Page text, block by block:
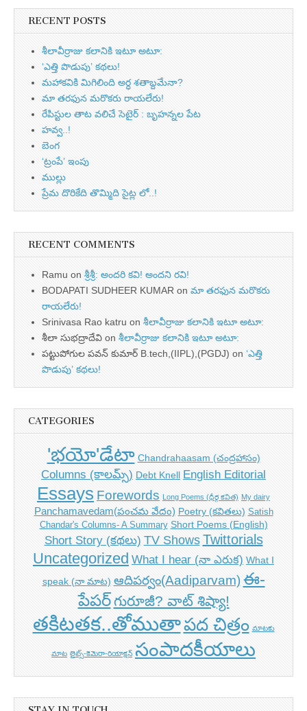
RECENT POSTS
శీలావీర్రాజు కలానికి ఇటూ అటూ:
‘ఎత్తి పొడుపు’ కథలు!
మహాకవికి మిగిలింది అర్ధ శతాబ్దమేనా?
మా తరఫున మరొకరు రాయలేరు!
రేపిస్టుల తాట వలిచే సెటైర్ : బృహన్నల పేట
హవ్వ..!
బెంగ
‘ట్రంపే’ ఇంపు
ముల్లు
ప్రేమ దొరికేది తొమ్మిది సైట్ల లో..!
RECENT COMMENTS
Ramu on శ్రీశ్రీ: అందరి కవి! అందని రవి!
BODAPATI SUDHEER KUMAR on మా తరఫున మరొకరు
రాయలేరు!
Srinivasa Rao katru on శీలావీర్రాజు కలానికి ఇటూ అటూ:
శీలా సుభద్రాదేవి on శీలావీర్రాజు కలానికి ఇటూ అటూ:
పట్టుపోగుల పవన్ కుమార్ B.tech,(IIPL),(PGDJ) on ‘ఎత్తి
పొడుపు’ కథలు!
CATEGORIES
'భయో'డేటా Chandrahaasam (చంద్రహాసం)
Columns (కాలమ్స్) Debt Knell English Editorial
Essays Forewords Long Poems (ధీర్గ కవిత) My dairy
Panchamavedam(పంచమ వేదం) Poetry (కవితలు) Satish
Chandar's Columns- A Summary Short Poems (English)
Short Story (కథలు) TV Shows Twittorials
Uncategorized What I hear (నా ఎరుక) What I
speak (నా మాట) ఆదిపర్వం(Aadiparvam) ఈ-
పేపర్గురూజీ? వాట్ శిష్యా!
తకిటతక..తోముతాపద చిత్రం మాటకు
మాట లైట్స్-కెమెరా-రియాక్షన్ సంపాదకీయాలు